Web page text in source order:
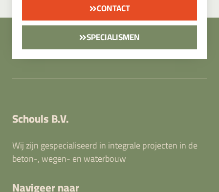
CONTACT
SPECIALISMEN
Schouls B.V.
Wij zijn gespecialiseerd in integrale projecten in de
beton-, wegen- en waterbouw
Navigeer naar